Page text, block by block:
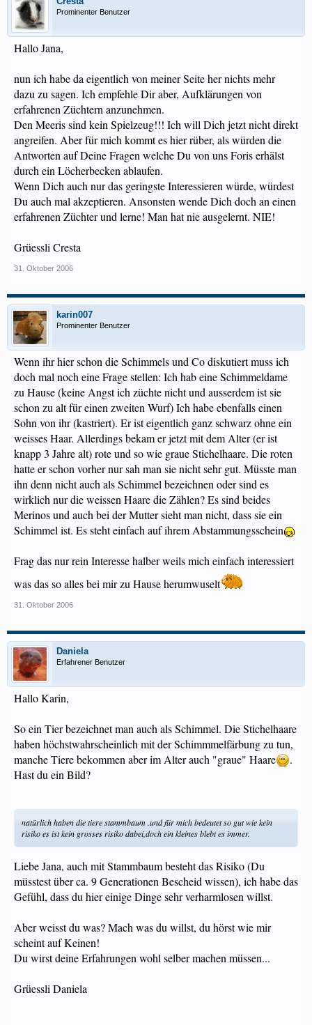
Prominenter Benutzer
Hallo Jana,
nun ich habe da eigentlich von meiner Seite her nichts mehr
dazu zu sagen. Ich empfehle Dir aber, Aufklärungen von
erfahrenen Züchtern anzunehmen.
Den Meeris sind kein Spielzeug!!! Ich will Dich jetzt nicht direkt
angreifen. Aber für mich kommt es hier rüber, als würden die
Antworten auf Deine Fragen welche Du von uns Foris erhälst
durch ein Löcherbecken ablaufen.
Wenn Dich auch nur das geringste Interessieren würde, würdest
Du auch mal akzeptieren. Ansonsten wende Dich doch an einen
erfahrenen Züchter und lerne! Man hat nie ausgelernt. NIE!
Grüessli Cresta
31. Oktober 2006
karin007
Prominenter Benutzer
Wenn ihr hier schon die Schimmels und Co diskutiert muss ich
doch mal noch eine Frage stellen: Ich hab eine Schimmeldame
zu Hause (keine Angst ich züchte nicht und ausserdem ist sie
schon zu alt für einen zweiten Wurf) Ich habe ebenfalls einen
Sohn von ihr (kastriert). Er ist eigentlich ganz schwarz ohne ein
weisses Haar. Allerdings bekam er jetzt mit dem Alter (er ist
knapp 3 Jahre alt) rote und so wie graue Stichelhaare. Die roten
hatte er schon vorher nur sah man sie nicht sehr gut. Müsste man
ihn denn nicht auch als Schimmel bezeichnen oder sind es
wirklich nur die weissen Haare die Zählen? Es sind beides
Merinos und auch bei der Mutter sieht man nicht, dass sie ein
Schimmel ist. Es steht einfach auf ihrem Abstammungsschein
Frag das nur rein Interesse halber weils mich einfach interessiert
was das so alles bei mir zu Hause herumwuselt
31. Oktober 2006
Daniela
Erfahrener Benutzer
Hallo Karin,
So ein Tier bezeichnet man auch als Schimmel. Die Stichelhaare
haben höchstwahrscheinlich mit der Schimmmelfärbung zu tun,
manche Tiere bekommen aber im Alter auch "graue" Haare
.
Hast du ein Bild?
natürlich haben die tiere stammbaum .und für mich bedeutet so gut wie kein
risiko es ist kein grosses risiko dabei,doch ein kleines blebt es immer.
Liebe Jana, auch mit Stammbaum besteht das Risiko (Du
müsstest über ca. 9 Generationen Bescheid wissen), ich habe das
Gefühl, dass du hier einige Dinge sehr verharmlosen willst.
Aber weisst du was? Mach was du willst, du hörst wie mir
scheint auf Keinen!
Du wirst deine Erfahrungen wohl selber machen müssen...
Grüessli Daniela